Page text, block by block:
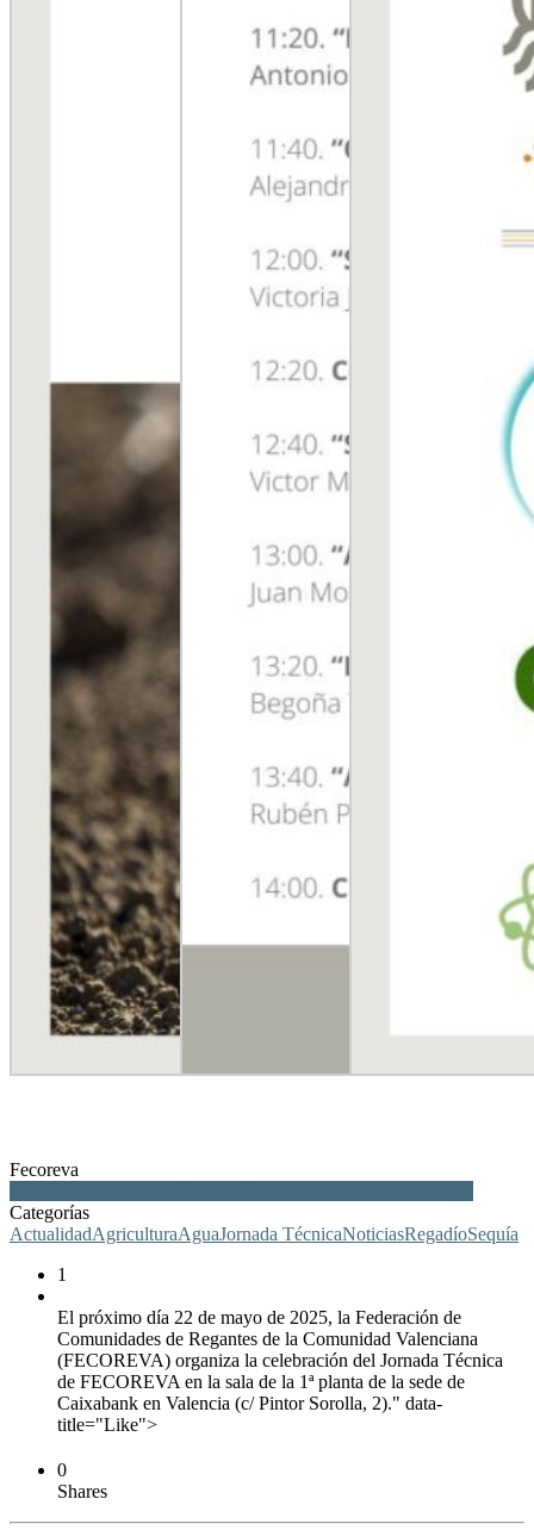
Fecoreva
Categorías
ActualidadAgriculturaAguaJornada TécnicaNoticiasRegadíoSequía
1
El próximo día 22 de mayo de 2025, la Federación de
Comunidades de Regantes de la Comunidad Valenciana
(FECOREVA) organiza la celebración del Jornada Técnica
de FECOREVA en la sala de la 1ª planta de la sede de
Caixabank en Valencia (c/ Pintor Sorolla, 2)." data-
title="Like">
0
Shares